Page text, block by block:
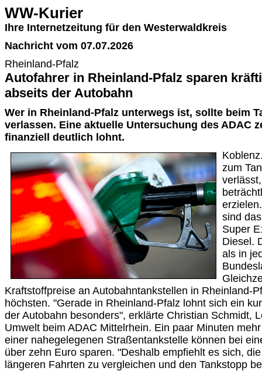
WW-Kurier
Ihre Internetzeitung für den Westerwaldkreis
Nachricht vom 07.07.2026
Rheinland-Pfalz
Autofahrer in Rheinland-Pfalz sparen
abseits der Autobahn
Wer in Rheinland-Pfalz unterwegs ist, sollte beim
verlassen. Eine aktuelle Untersuchung des ADAC
finanziell deutlich lohnt.
zum
sind
Super
Diesel.
als in
Kraftstoffpreise an Autobahntankstellen in Rheinland-
höchsten. "Gerade in Rheinland-Pfalz lohnt sich ein
der Autobahn besonders", erklärte Christian Schmidt,
Umwelt beim ADAC Mittelrhein. Ein paar Minuten
einer nahegelegenen Straßentankstelle können bei
über zehn Euro sparen. "Deshalb empfiehlt es sich,
längeren Fahrten zu vergleichen und den Tankstopp